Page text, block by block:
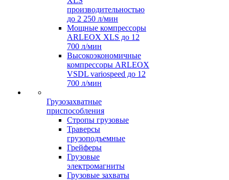
производительностью
до 2 250 л/мин
Мощные компрессоры
ARLEOX XLS до 12
700 л/мин
Высокоэкономичные
компрессоры ARLEOX
VSDL variospeed до 12
700 л/мин
Грузозахватные
приспособления
Стропы грузовые
Траверсы
грузоподъемные
Грейферы
Грузовые
электромагниты
Грузовые захваты